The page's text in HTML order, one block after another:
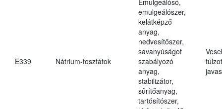
E339 Nátrium-foszfátok
emulgeálószer,
kelátképző
anyag,
nedvesítőszer,
savanyúságot
szabályozó
anyag,
stabilizátor,
sűrítőanyag,
tartósítószer,